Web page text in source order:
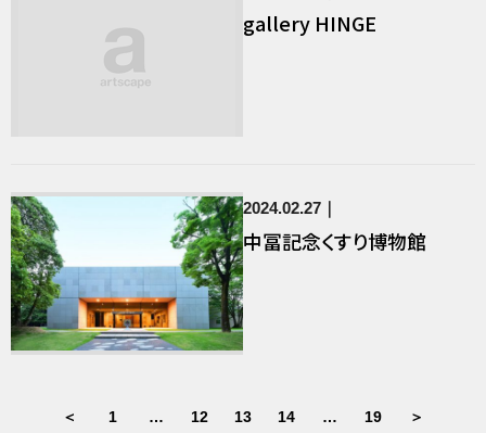
gallery HINGE
2024.02.27
中冨記念くすり博物館
＜ 1 … 12 13 14 … 19 ＞